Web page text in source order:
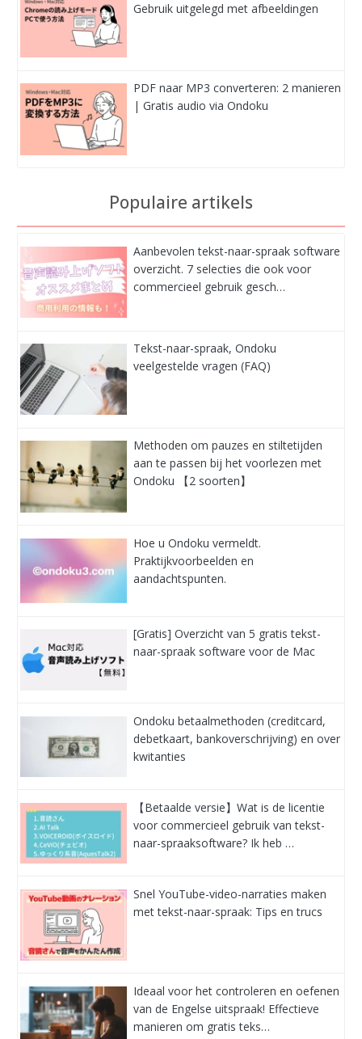
Gebruik uitgelegd met afbeeldingen
PDF naar MP3 converteren: 2 manieren
| Gratis audio via Ondoku
Populaire artikels
Aanbevolen tekst-naar-spraak software
overzicht. 7 selecties die ook voor
commercieel gebruik gesch…
Tekst-naar-spraak, Ondoku
veelgestelde vragen (FAQ)
Methoden om pauzes en stiltetijden
aan te passen bij het voorlezen met
Ondoku 【2 soorten】
Hoe u Ondoku vermeldt.
Praktijkvoorbeelden en
aandachtspunten.
[Gratis] Overzicht van 5 gratis tekst-
naar-spraak software voor de Mac
Ondoku betaalmethoden (creditcard,
debetkaart, bankoverschrijving) en over
kwitanties
【Betaalde versie】Wat is de licentie
voor commercieel gebruik van tekst-
naar-spraaksoftware? Ik heb …
Snel YouTube-video-narraties maken
met tekst-naar-spraak: Tips en trucs
Ideaal voor het controleren en oefenen
van de Engelse uitspraak! Effectieve
manieren om gratis teks…